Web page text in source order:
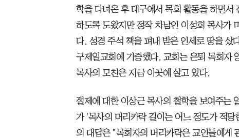
학을 다녀온 후 대구에서 목회 활동을 하면서
하도록 도왔지만 정작 차남인 이성희 목사가
다. 성경 주석 책을 펴내 받은 인세로 땅을 샀
구제일교회에 기증했다. 교회는 은퇴 목회자
목사의 모친은 지금 이곳에 살고 있다.
절제에 대한 이상근 목사의 철학을 보여주는
가 '목사의 머리카락 길이는 어느 정도가 적
의 대답은 "목회자의 머리카락은 교인들에게